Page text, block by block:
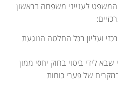
לענייני משפחה בראשון
ועליון בכל החלטה הנוגעת
שבא לידי ביטוי בחוק יחסי ממון
של פערי כוחות